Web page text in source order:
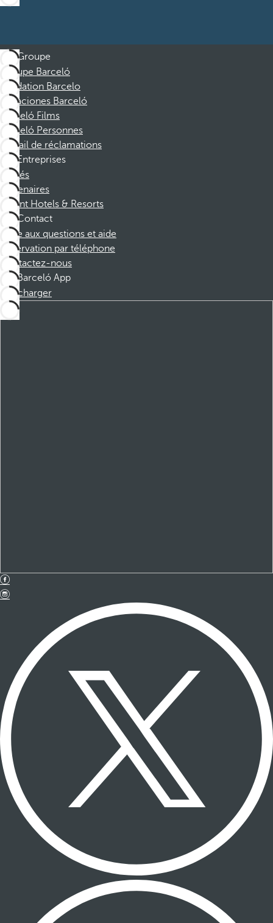
Groupe
Groupe Barceló
Fondation Barcelo
Vacaciones Barceló
Barceló Films
Barceló Personnes
Portail de réclamations
Entreprises
Affiliés
Partenaires
Dorint Hotels & Resorts
Contact
Foire aux questions et aide
Réservation par téléphone
Contactez-nous
Barceló App
Télécharger